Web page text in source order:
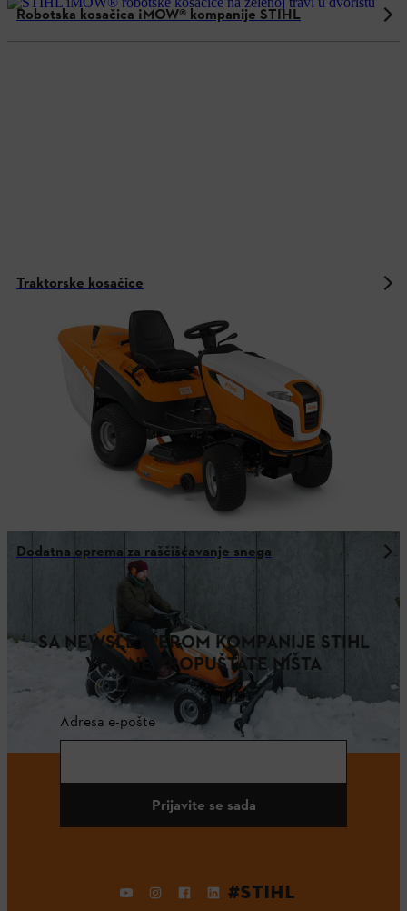
Robotska kosačica ¡MOW® kompanije STIHL
Traktorske kosačice
Dodatna oprema za raščišćavanje snega
SA NEWSLETTEROM KOMPANIJE STIHL
VIŠE NE PROPUŠTATE NIŠTA
Adresa e-pošte
Prijavite se sada
#STIHL